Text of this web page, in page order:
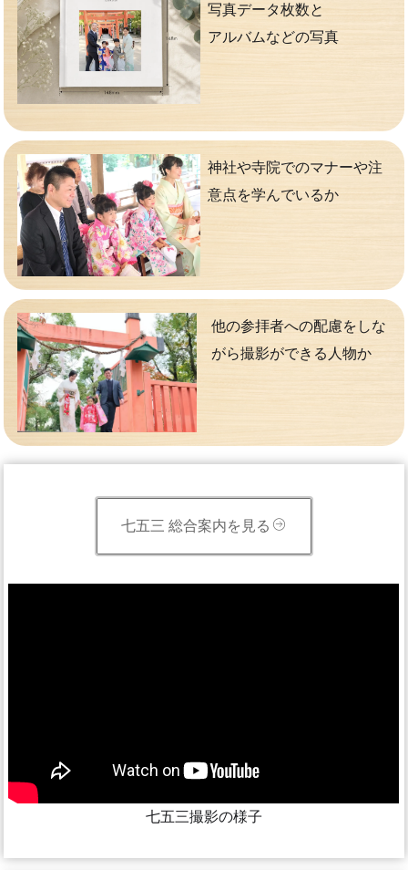
写真データ枚数と
アルバムなどの写真
神社や寺院でのマナーや注
意点を学んでいるか
他の参拝者への配慮をしな
がら撮影ができる人物か
七五三 総合案内を見る
七五三撮影の様子